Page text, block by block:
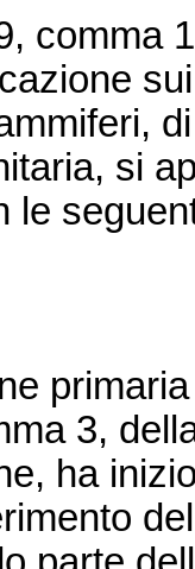
si
le
primaria
3,
ha